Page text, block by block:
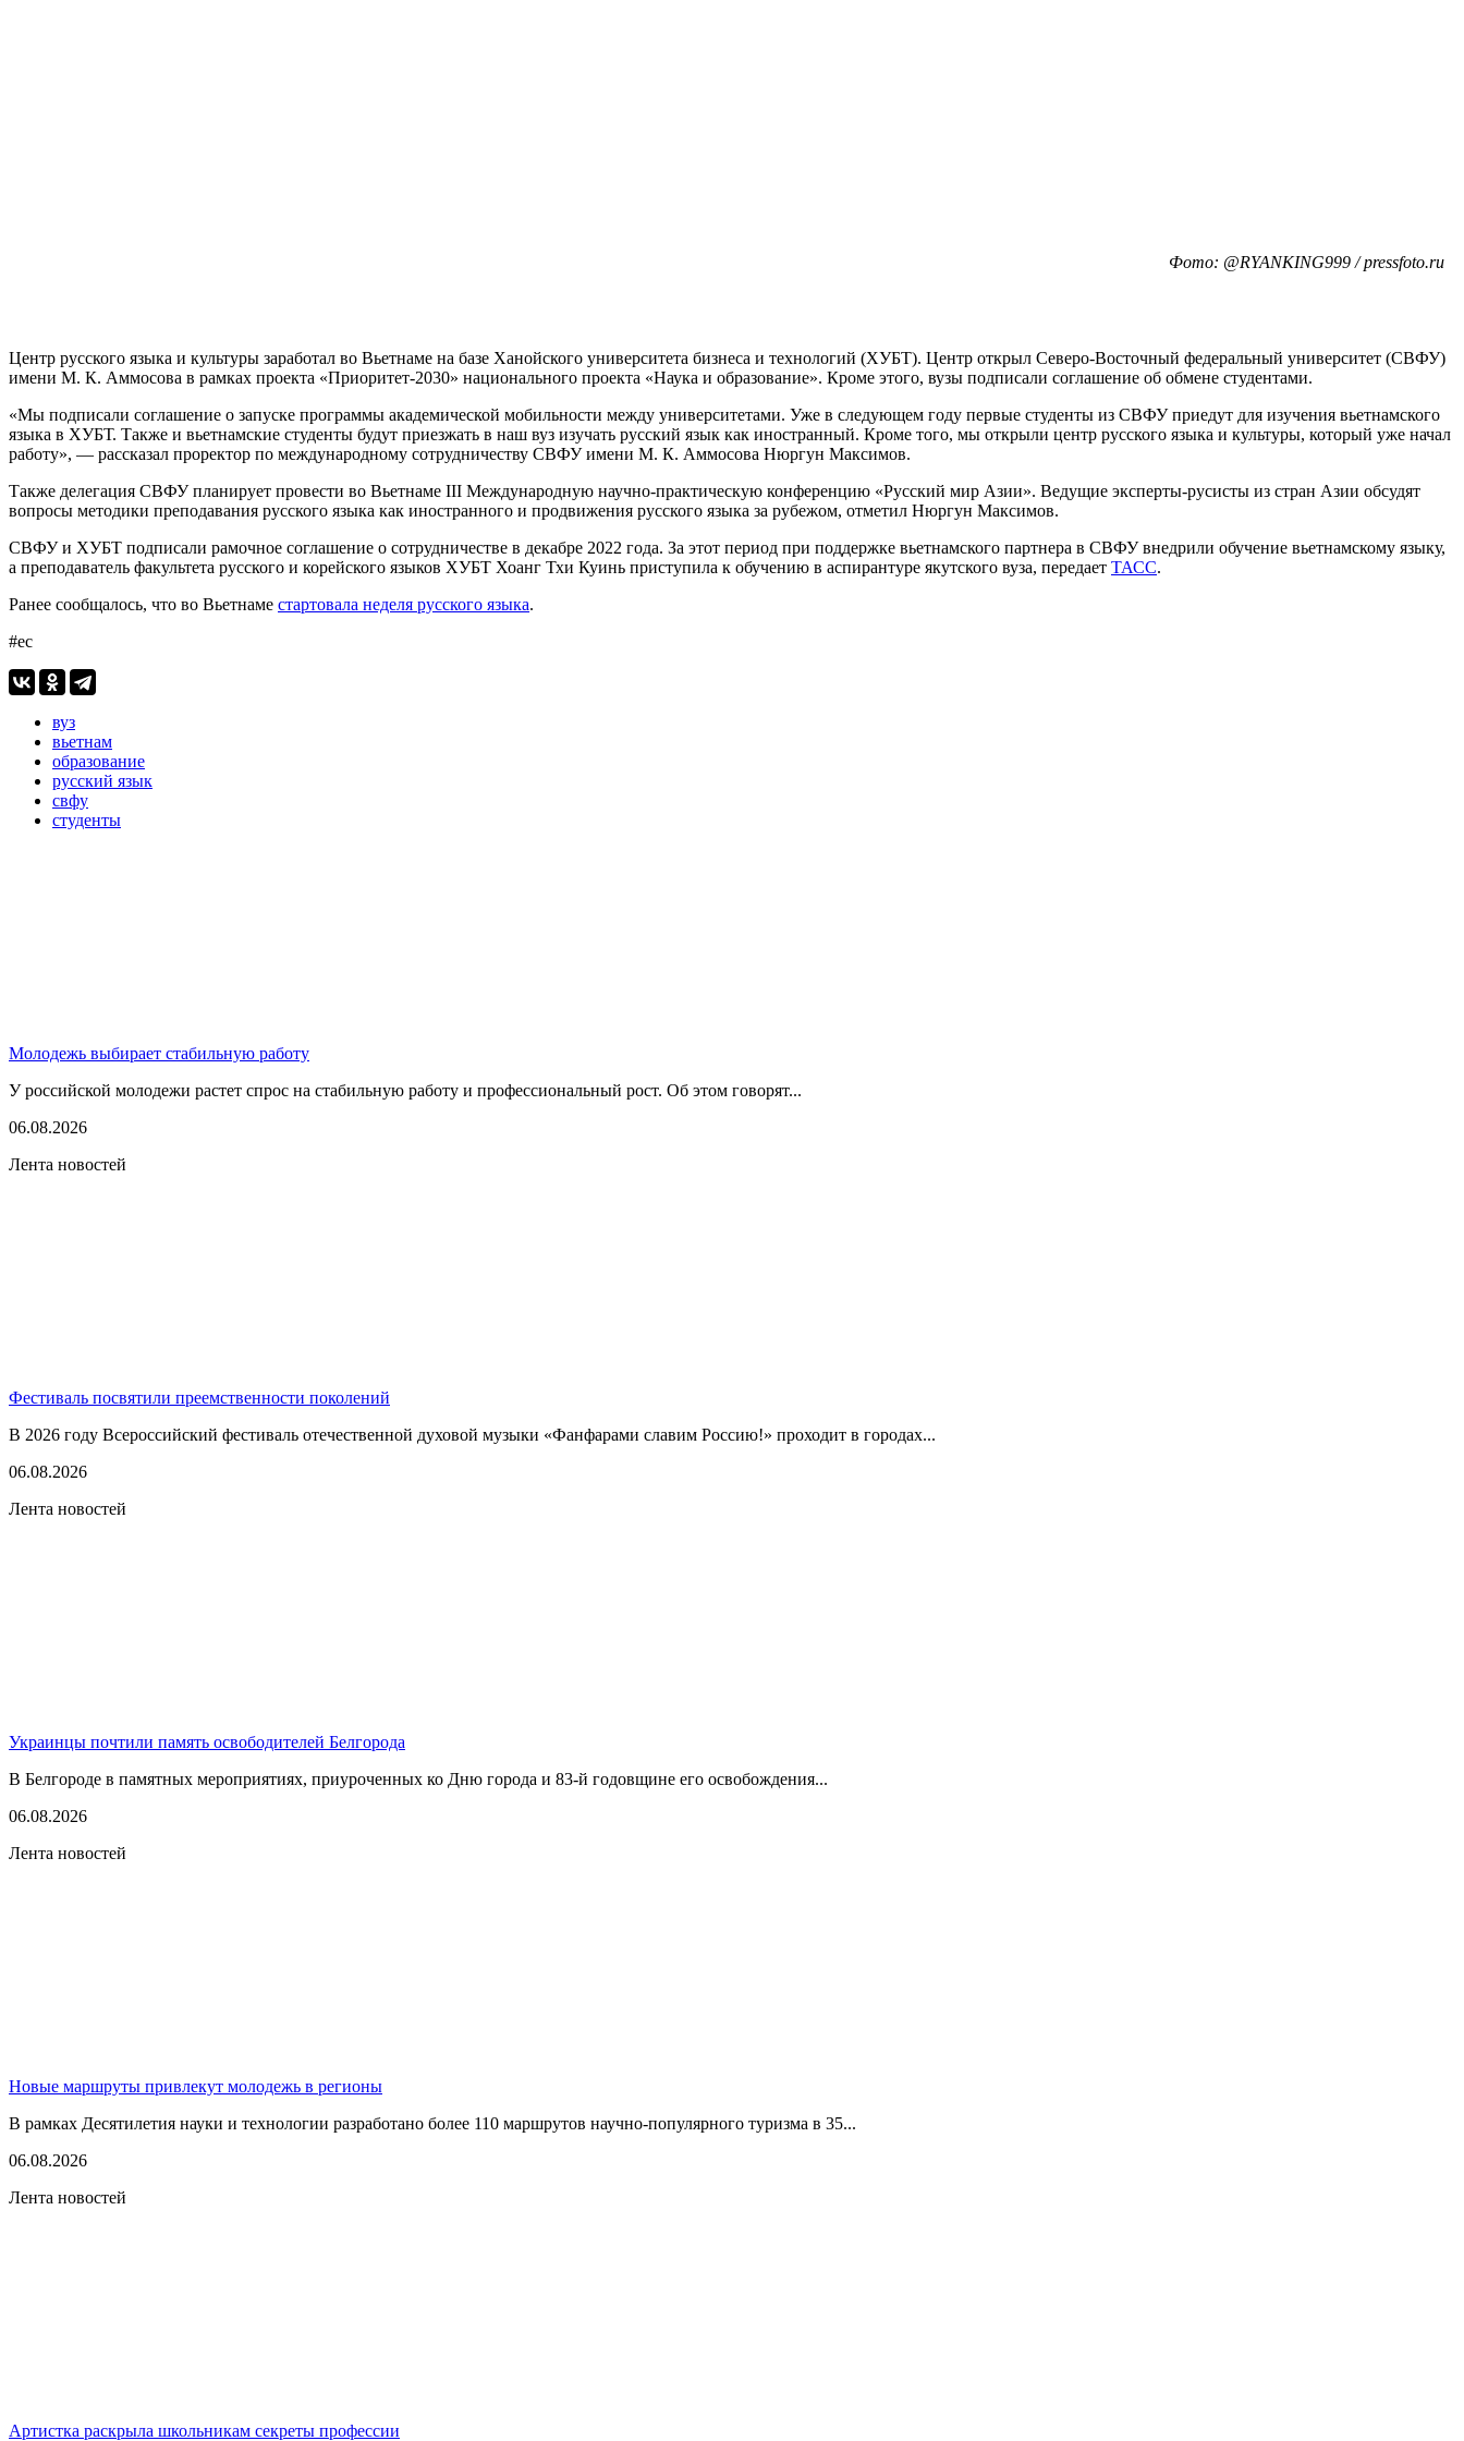
Фото: @RYANKING999 / pressfoto.ru
Центр русского языка и культуры заработал во Вьетнаме на базе Ханойского университета бизнеса и технологий (ХУБТ). Центр открыл Северо-Восточный федеральный университет (СВФУ)
имени М. К. Аммосова в рамках проекта «Приоритет-2030» национального проекта «Наука и образование». Кроме этого, вузы подписали соглашение об обмене студентами.
«Мы подписали соглашение о запуске программы академической мобильности между университетами. Уже в следующем году первые студенты из СВФУ приедут для изучения вьетнамского
языка в ХУБТ. Также и вьетнамские студенты будут приезжать в наш вуз изучать русский язык как иностранный. Кроме того, мы открыли центр русского языка и культуры, который уже начал
работу», — рассказал проректор по международному сотрудничеству СВФУ имени М. К. Аммосова Нюргун Максимов.
Также делегация СВФУ планирует провести во Вьетнаме III Международную научно-практическую конференцию «Русский мир Азии». Ведущие эксперты-русисты из стран Азии обсудят
вопросы методики преподавания русского языка как иностранного и продвижения русского языка за рубежом, отметил Нюргун Максимов.
СВФУ и ХУБТ подписали рамочное соглашение о сотрудничестве в декабре 2022 года. За этот период при поддержке вьетнамского партнера в СВФУ внедрили обучение вьетнамскому языку,
а преподаватель факультета русского и корейского языков ХУБТ Хоанг Тхи Куинь приступила к обучению в аспирантуре якутского вуза, передает ТАСС.
Ранее сообщалось, что во Вьетнаме стартовала неделя русского языка.
#ес
вуз
вьетнам
образование
русский язык
свфу
студенты
Молодежь выбирает стабильную работу
У российской молодежи растет спрос на стабильную работу и профессиональный рост. Об этом говорят...
06.08.2026
Лента новостей
Фестиваль посвятили преемственности поколений
В 2026 году Всероссийский фестиваль отечественной духовой музыки «Фанфарами славим Россию!» проходит в городах...
06.08.2026
Лента новостей
Украинцы почтили память освободителей Белгорода
В Белгороде в памятных мероприятиях, приуроченных ко Дню города и 83-й годовщине его освобождения...
06.08.2026
Лента новостей
Новые маршруты привлекут молодежь в регионы
В рамках Десятилетия науки и технологии разработано более 110 маршрутов научно-популярного туризма в 35...
06.08.2026
Лента новостей
Артистка раскрыла школьникам секреты профессии